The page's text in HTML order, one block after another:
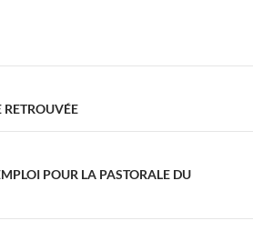
RETROUVÉE
POUR LA PASTORALE DU